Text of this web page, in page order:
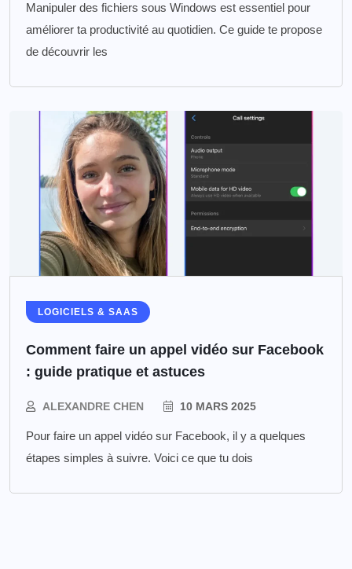
Manipuler des fichiers sous Windows est essentiel pour
améliorer ta productivité au quotidien. Ce guide te propose
de découvrir les
LOGICIELS & SAAS
Comment faire un appel vidéo sur Facebook
: guide pratique et astuces
ALEXANDRE CHEN 10 MARS 2025
Pour faire un appel vidéo sur Facebook, il y a quelques
étapes simples à suivre. Voici ce que tu dois